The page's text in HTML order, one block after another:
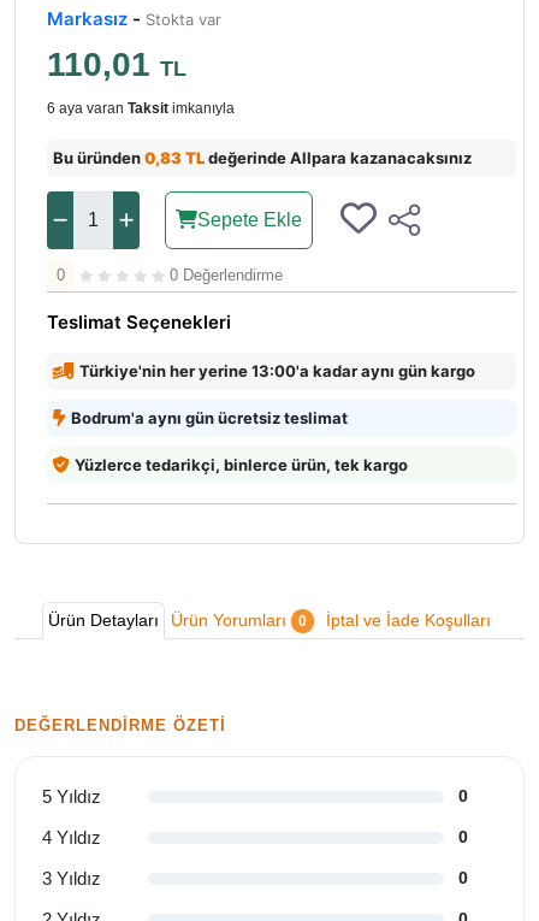
Markasız - Stokta var
110,01 TL
6 aya varan Taksit imkanıyla
Bu üründen0,83 TLdeğerinde Allpara kazanacaksınız
Sepete Ekle
0 0 Değerlendirme
Teslimat Seçenekleri
Türkiye'nin her yerine 13:00'a kadar aynı gün kargo
Bodrum'a aynı gün ücretsiz teslimat
Yüzlerce tedarikçi, binlerce ürün, tek kargo
Ürün Detayları Ürün Yorumları 0 İptal ve İade Koşulları
DEĞERLENDIRME ÖZETI
5 Yıldız 0
4 Yıldız 0
3 Yıldız 0